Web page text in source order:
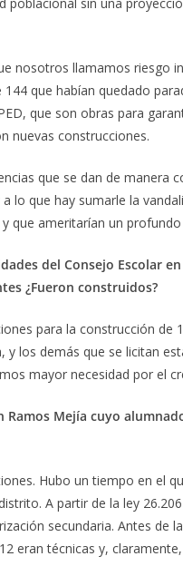
nosotros llamamos riesgo
que habían quedado
que son obras para
nuevas construcciones.
que se dan de manera
lo que hay sumarle la
que ameritarían un profundo
del Consejo Escolar
¿Fueron construidos?
para la construcción de
y los demás que se licitan
mayor necesidad por el
Ramos Mejía cuyo
Hubo un tiempo en el
A partir de la ley
secundaria. Antes de
eran técnicas y,